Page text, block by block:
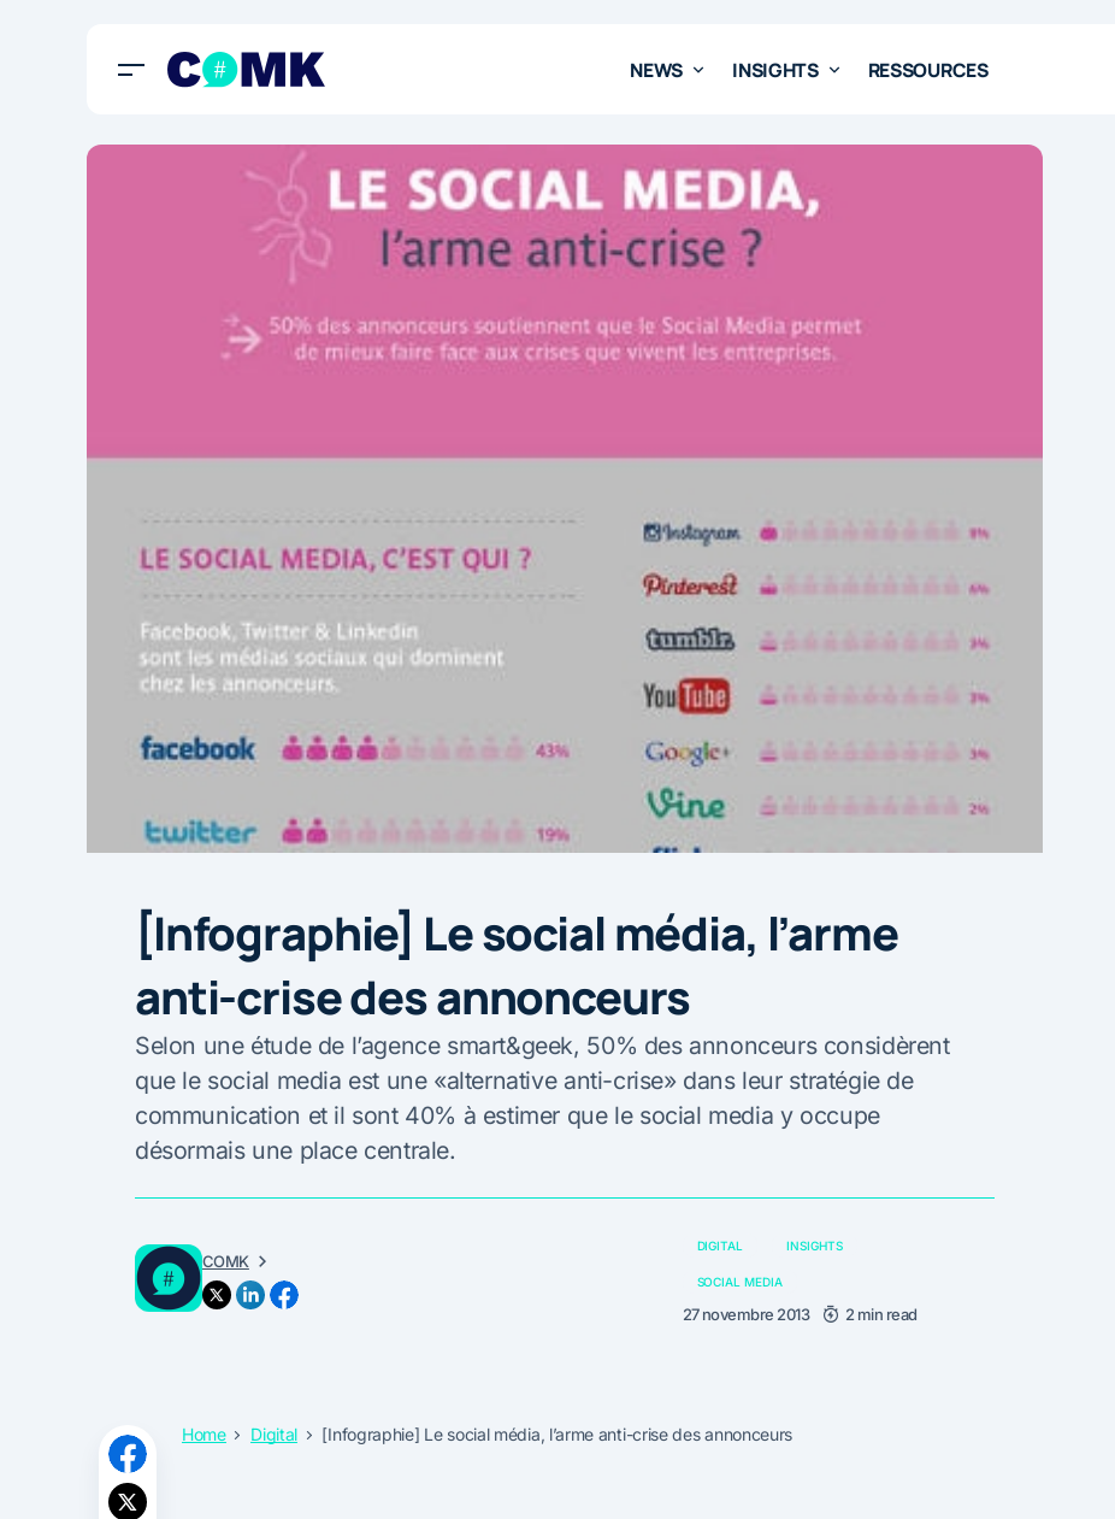
NEWS INSIGHTS RESSOURCES
[Infographie] Le social média, l’arme
anti-crise des annonceurs
Selon une étude de l’agence smart&geek, 50% des annonceurs considèrent
que le social media est une «alternative anti-crise» dans leur stratégie de
communication et il sont 40% à estimer que le social media y occupe
désormais une place centrale.
COMK
DIGITAL INSIGHTS
SOCIAL MEDIA
27 novembre 2013 2 min read
Home Digital [Infographie] Le social média, l’arme anti-crise des annonceurs